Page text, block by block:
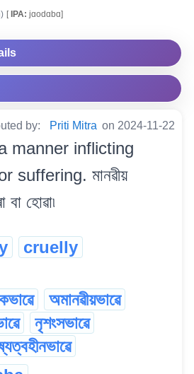
[IPA: jɑodɑbɑ]
by: Priti Mitra on 2024-11-22
manner inflicting
suffering. মানৱীয়
হোৱা৷
cruelly
অমানৱীয়ভাৱে
নৃশংসভাৱে